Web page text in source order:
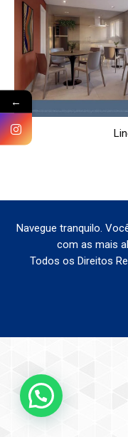
Navegue tranquilo.
com as mais
Todos os Direitos
←